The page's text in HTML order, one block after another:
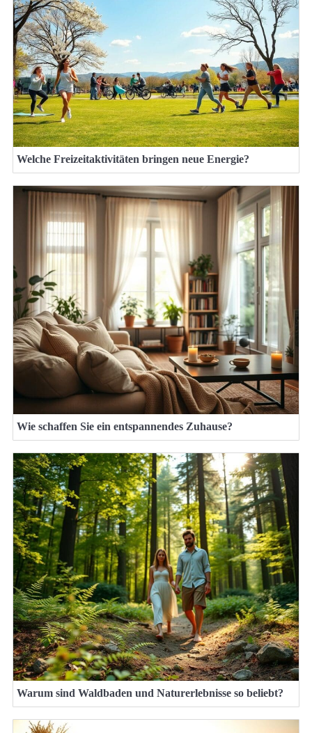
Welche Freizeitaktivitäten bringen neue Energie?
Wie schaffen Sie ein entspannendes Zuhause?
Warum sind Waldbaden und Naturerlebnisse so beliebt?